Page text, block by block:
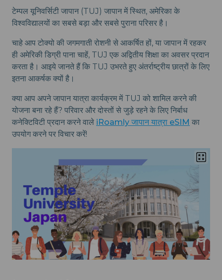
टेम्पल यूनिवर्सिटी जापान (TUJ) जापान में स्थित, अमेरिका के
विश्वविद्यालयों का सबसे बड़ा और सबसे पुराना परिसर है।
चाहे आप टोक्यो की जगमगाती रोशनी से आकर्षित हों, या जापान में रहकर
ही अमेरिकी डिग्री पाना चाहें, TUJ एक अद्वितीय शिक्षा का अवसर प्रदान
करता है। आइये जानते हैं कि TUJ उभरते हुए अंतर्राष्ट्रीय छात्रों के लिए
इतना आकर्षक क्यों है।
क्या आप अपने जापान यात्रा कार्यक्रम में TUJ को शामिल करने की
योजना बना रहे हैं? परिवार और दोस्तों से जुड़े रहने के लिए निर्बाध
कनेक्टिविटी प्रदान करने वाले iRoamly जापान यात्रा eSIM का
उपयोग करने पर विचार करें!